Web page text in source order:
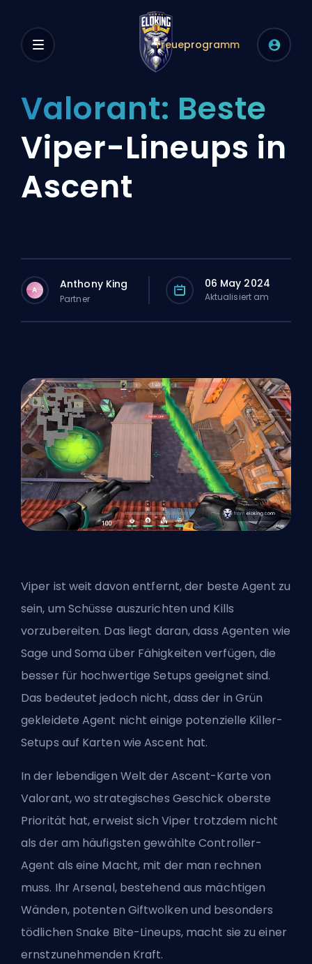
Treueprogramm
Valorant: Beste
Viper-Lineups in
Ascent
A Anthony King
Partner
06 May 2024
Aktualisiert am
Viper ist weit davon entfernt, der besteAgent zu
sein, um Schüsse auszurichten und Kills
vorzubereiten. Das liegt daran, dass Agenten wie
Sage und Soma über Fähigkeiten verfügen, die
besser für hochwertige Setups geeignet sind.
Das bedeutet jedoch nicht, dass der in Grün
gekleidete Agent nicht einige potenzielle Killer-
Setups auf Karten wie Ascent hat.
In der lebendigen Welt der Ascent-Karte von
Valorant, wo strategisches Geschick oberste
Priorität hat, erweist sich Viper trotzdem nicht
als der am häufigsten gewählte Controller-
Agent als eine Macht, mit der man rechnen
muss. Ihr Arsenal, bestehend aus mächtigen
Wänden, potenten Giftwolken und besonders
tödlichen Snake Bite-Lineups, macht sie zu einer
ernstzunehmenden Kraft.